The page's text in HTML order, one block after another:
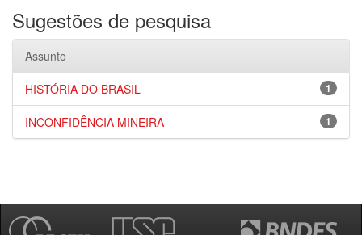
Sugestões de pesquisa
Assunto
1
HISTÓRIA DO BRASIL
1
INCONFIDÊNCIA MINEIRA